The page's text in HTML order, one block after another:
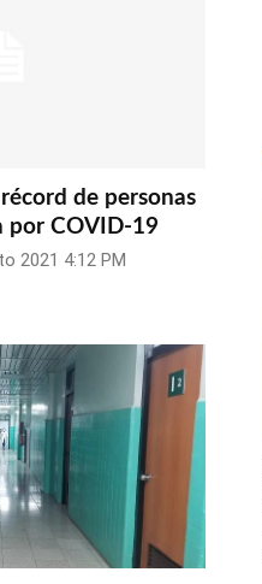
de personas
por COVID-19
2021 4:12 PM